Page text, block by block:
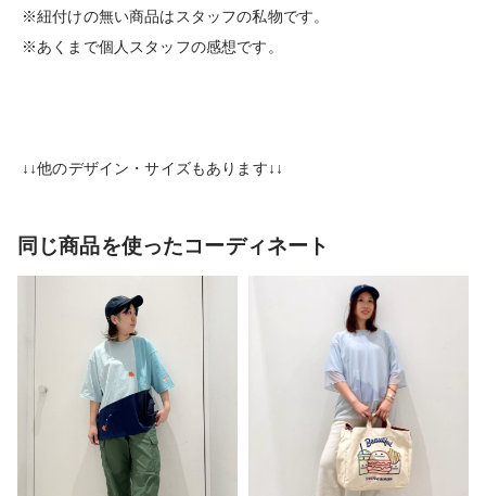
※紐付けの無い商品はスタッフの私物です。
※あくまで個人スタッフの感想です。
↓↓他のデザイン・サイズもあります↓↓
同じ商品を使ったコーディネート